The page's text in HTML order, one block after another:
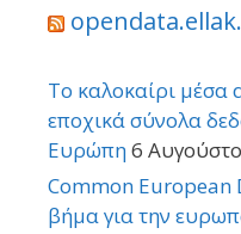
Το καλοκαίρι μέσα
εποχικά σύνολα
Ευρώπη6
Common European
βήμα για την